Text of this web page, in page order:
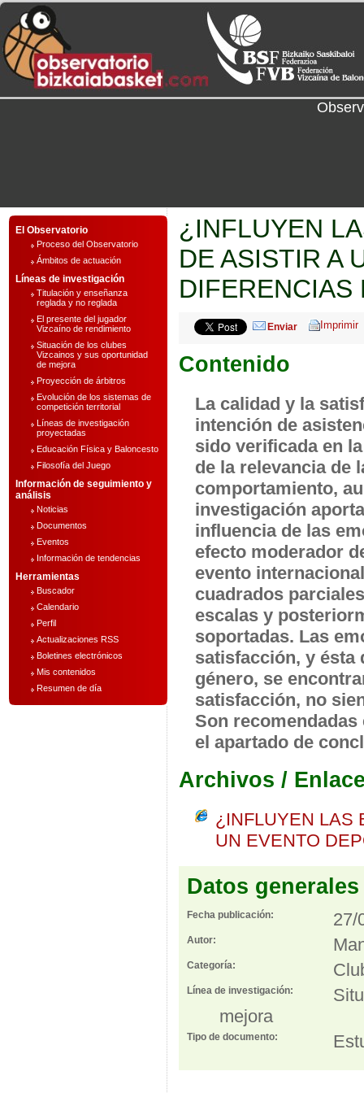
El Observatorio
Proceso del Observatorio
Ámbitos de actuación
Líneas de investigación
Titulación y enseñanza
reglada y no reglada
El presente del jugador
Vizcaíno de rendimiento
Situación de los clubes
Vizcainos y sus oportunidad
de mejora
Proyección de árbitros
Evolución de los sistemas de
competición territorial
Líneas de investigación
proyectadas
Educación Física y Baloncesto
Filosofía del Juego
Información de seguimiento y
análisis
Noticias
Documentos
Eventos
Información de tendencias
Herramientas
Buscador
Calendario
Perfil
Actualizaciones RSS
Boletines electrónicos
Mis contenidos
Resumen de día
¿INFLUYEN
DE ASISTIR A
DIFERENCIAS
Enviar
Contenido
La calidad y la
intención de
sido verificada en
de la relevancia de
comportamiento,
investigación
influencia de las
efecto moderador
evento
cuadrados
escalas y
soportadas. Las
satisfacción, y ésta
género, se
satisfacción, no
Son
el apartado de
Archivos /
¿INFLUYEN LAS
UN EVENTO
Datos generales
Fecha publicación: 27/
Autor:
Categoría:
Línea de investigación:
mejora
Tipo de documento: